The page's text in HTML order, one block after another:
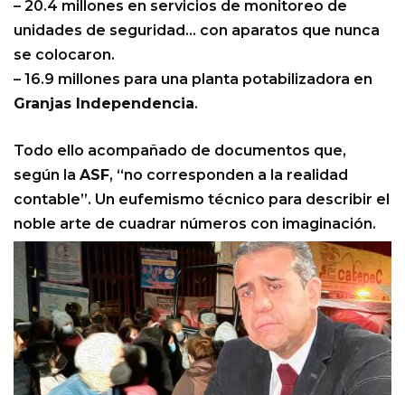
– 20.4 millones en servicios de monitoreo de
unidades de seguridad… con aparatos que nunca
se colocaron.
– 16.9 millones para una planta potabilizadora en
Granjas Independencia.
Todo ello acompañado de documentos que,
según la ASF, “no corresponden a la realidad
contable”. Un eufemismo técnico para describir el
noble arte de cuadrar números con imaginación.